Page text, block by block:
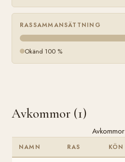
RASSAMMANSÄTTNING
Okänd 100 %
Avkommor (1)
Avkommor
NAMN RAS KÖN